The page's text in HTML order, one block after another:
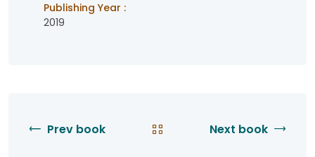
Publishing Year :
2019
Prev book Next book